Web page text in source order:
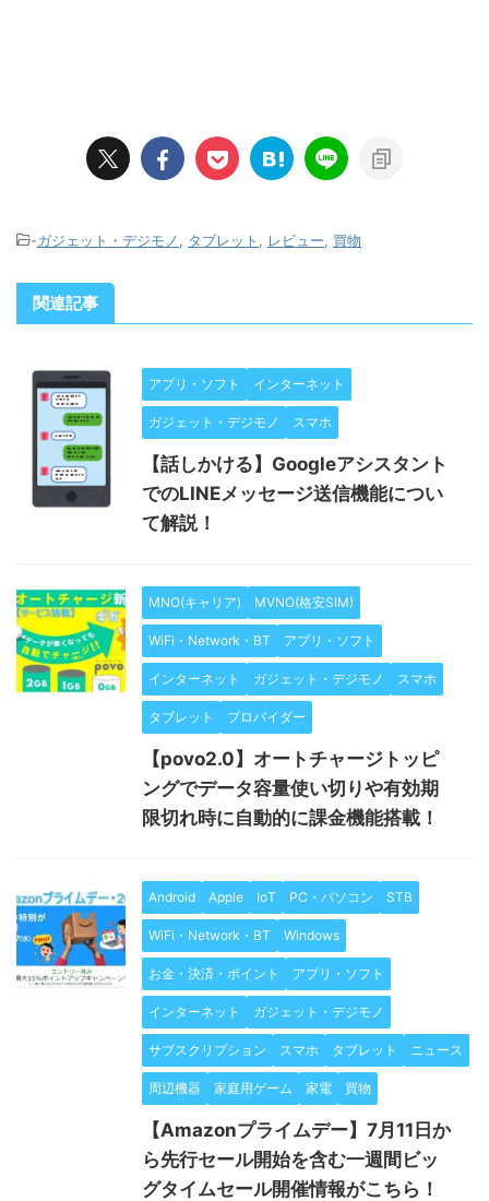
-ガジェット・デジモノ タブレット レビュー 買物
関連記事
アプリ・ソフト インターネット
ガジェット・デジモノ スマホ
【話しかける】Googleアシスタント
でのLINEメッセージ送信機能につい
て解説！
MNO(キャリア) MVNO(格安SIM)
WiFi・Network・BT アプリ・ソフト
インターネット ガジェット・デジモノ スマホ
タブレット プロバイダー
【povo2.0】オートチャージトッピ
ングでデータ容量使い切りや有効期
限切れ時に自動的に課金機能搭載！
Android Apple IoT PC・パソコン STB
WiFi・Network・BT Windows
お金・決済・ポイント アプリ・ソフト
インターネット ガジェット・デジモノ
サブスクリプション スマホ タブレット ニュース
周辺機器 家庭用ゲーム 家電 買物
【Amazonプライムデー】7月11日か
ら先行セール開始を含む一週間ビッ
グタイムセール開催情報がこちら！